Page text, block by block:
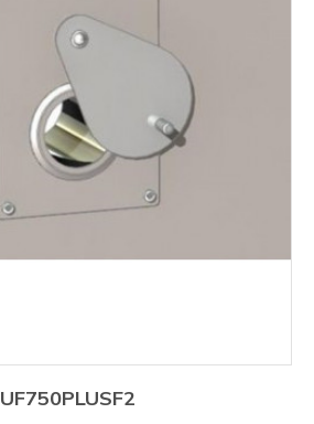
UF750PLUSF2